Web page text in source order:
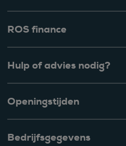
ROS finance
Hulp of advies nodig?
Openingstijden
Bedrijfsgegevens